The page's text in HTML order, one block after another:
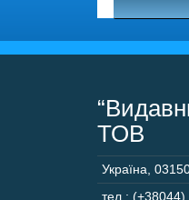
ТОВ
Україна
тел.: